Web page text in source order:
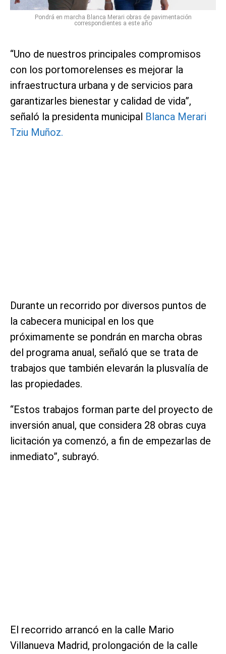
Pondrá en marcha Blanca Merari obras de pavimentación
correspondientes a este año
“Uno de nuestros principales compromisos
con los portomorelenses es mejorar la
infraestructura urbana y de servicios para
garantizarles bienestar y calidad de vida”,
señaló la presidenta municipal Blanca Merari
Tziu Muñoz.
Durante un recorrido por diversos puntos de
la cabecera municipal en los que
próximamente se pondrán en marcha obras
del programa anual, señaló que se trata de
trabajos que también elevarán la plusvalía de
las propiedades.
“Estos trabajos forman parte del proyecto de
inversión anual, que considera 28 obras cuya
licitación ya comenzó, a fin de empezarlas de
inmediato”, subrayó.
El recorrido arrancó en la calle Mario
Villanueva Madrid, prolongación de la calle